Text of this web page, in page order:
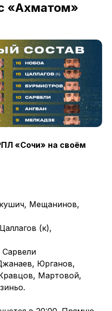
«Ахматом»
«Сочи» на своём
Мещанинов,
(к),
Юрганов,
Мартовой,